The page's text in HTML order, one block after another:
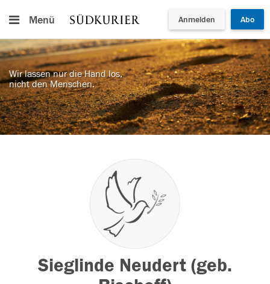
Menü Anmelden Abo
Wir lassen nur die Hand los,
nicht den Menschen.
Sieglinde Neudert (geb.